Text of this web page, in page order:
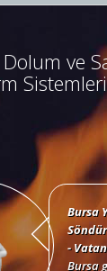
ve
Sistemleri
Bursa
satış,
Bursa
-
Bursa